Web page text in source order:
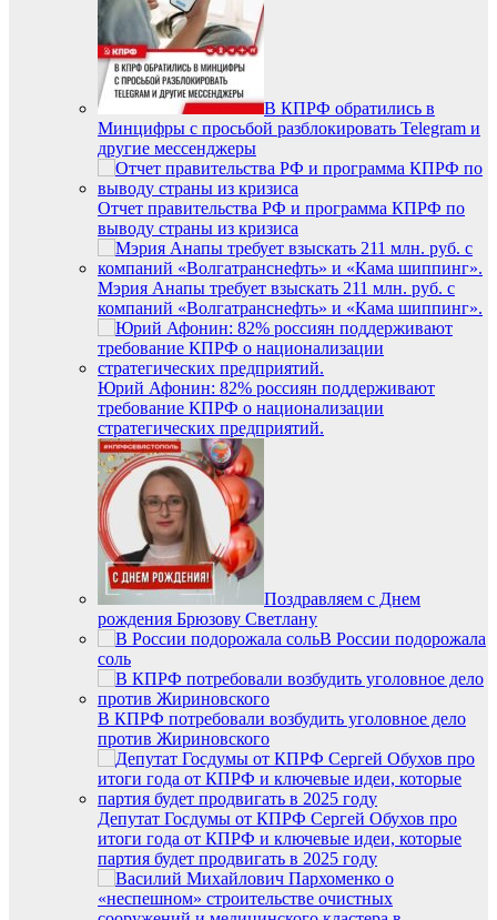
В КПРФ обратились в
Минцифры с просьбой разблокировать Telegram и
другие мессенджеры
Отчет правительства РФ и программа КПРФ по
выводу страны из кризиса
Мэрия Анапы требует взыскать 211 млн. руб. с
компаний «Волгатранснефть» и «Кама шиппинг».
Юрий Афонин: 82% россиян поддерживают
требование КПРФ о национализации
стратегических предприятий.
Поздравляем с Днем
рождения Брюзову Светлану
В России подорожала
соль
В КПРФ потребовали возбудить уголовное дело
против Жириновского
Депутат Госдумы от КПРФ Сергей Обухов про
итоги года от КПРФ и ключевые идеи, которые
партия будет продвигать в 2025 году